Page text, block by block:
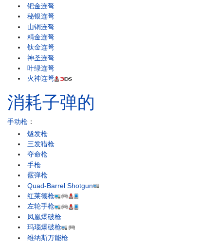
钯金连弩
秘银连弩
山铜连弩
精金连弩
钛金连弩
神圣连弩
叶绿连弩
火神连弩
消耗子弹的
手动枪 ：
燧发枪
三发猎枪
夺命枪
手枪
霰弹枪
Quad-Barrel Shotgun
红莱德枪
左轮手枪
凤凰爆破枪
玛瑙爆破枪
维纳斯万能枪